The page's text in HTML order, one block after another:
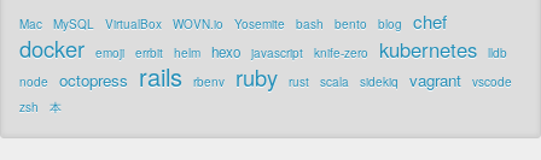
Mac MySQL VirtualBox WOVN.io Yosemite bash bento blog chef
docker emoji errbit helm hexo javascript knife-zero kubernetes
lldb
node
octopress rails rbenv ruby rust scala sidekiq vagrant
vscode
zsh
本